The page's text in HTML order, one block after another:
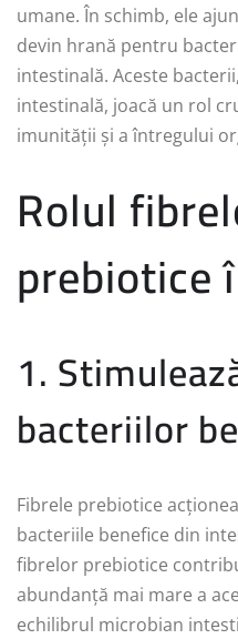
umane. În schimb, ele
devin hrană pentru
intestinală. Aceste
intestinală, joacă un rol
imunității și a întregului
Rolul
prebiotice
1.
bacteriilor
Fibrele prebiotice
bacteriile benefice din
fibrelor prebiotice
abundanță mai mare a
echilibrul microbian